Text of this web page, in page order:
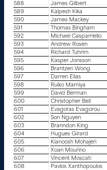
588
James Gilbert
589
Kalpesh Kika
590
James Mackey
591
Thomas Bingham
592
Michael Casparriello
593
Andrew Rosen
594
Richard Tuhrim
595
Kasper Jonsson
596
Brantzen Wong
597
Darren Elias
598
Ruiko Mamiya
599
David Berman
600
Christopher Bell
601
Evagoras Evagorou
602
Son Nguyen
603
Branndon King
604
Hugues Girard
605
Kianoosh Mohajeri
606
Xoan Mourino
607
Vincent Moscati
608
Pavlos Xanthopoulos